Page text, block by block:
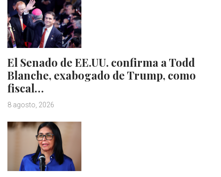
El Senado de EE.UU. confirma a Todd
Blanche, exabogado de Trump, como
fiscal…
8 agosto, 2026